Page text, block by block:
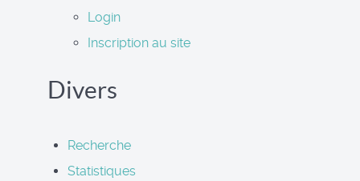
Login
Inscription au site
Divers
Recherche
Statistiques